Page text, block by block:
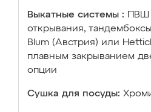
Выкатные системы :
открывания,
Blum (Австрия) или
плавным закрыванием
опции
Сушка для посуды: